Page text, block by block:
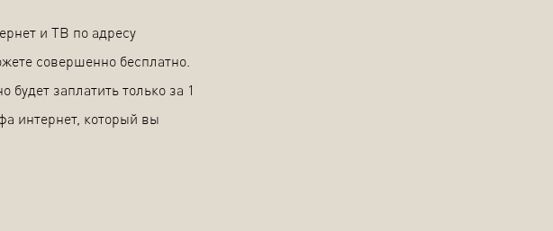
и ТВ по адресу
совершенно бесплатно.
заплатить только за 1
интернет, который вы